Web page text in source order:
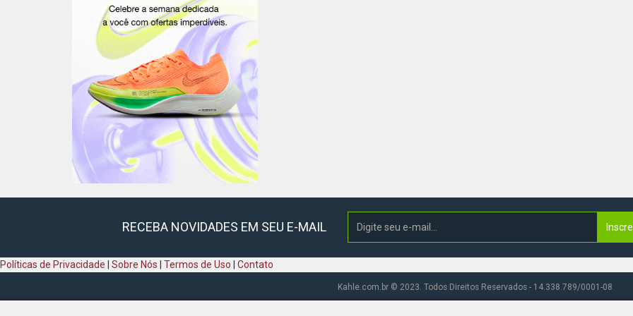
RECEBA NOVIDADES EM SEU E-MAIL
Políticas de Privacidade Sobre Nós Termos de Uso Contato
Kahle.com.br © 2023. Todos Direitos Reservados - 14.338.789/0001-08